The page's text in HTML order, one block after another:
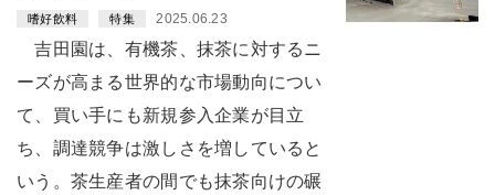
嗜好飲料 特集 2025.06.23
吉田園は、有機茶、抹茶に対するニ
ーズが高まる世界的な市場動向につい
て、買い手にも新規参入企業が目立
ち、調達競争は激しさを増していると
いう。茶生産者の間でも抹茶向けの碾